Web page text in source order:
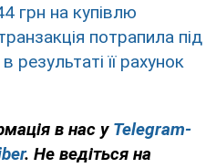
грн на купівлю
потрапила під
результаті її рахунок
в нас у Telegram-
. Не ведіться на